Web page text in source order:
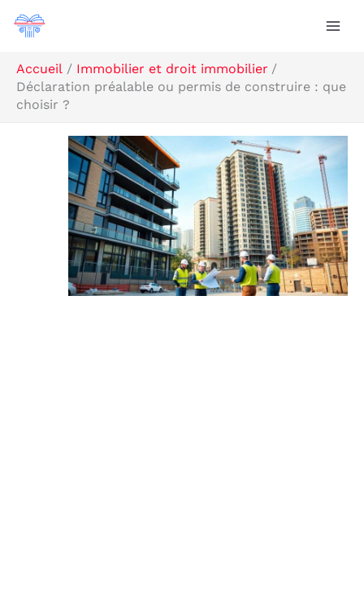
Aller
Accueil
Immobilier et droit immobilier
Déclaration préalable ou permis de construire : que
choisir ?
R
e
c
h